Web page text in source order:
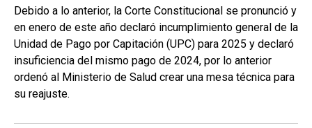
Debido a lo anterior, la Corte Constitucional se pronunció y
en enero de este año declaró incumplimiento general de la
Unidad de Pago por Capitación (UPC) para 2025 y declaró
insuficiencia del mismo pago de 2024, por lo anterior
ordenó al Ministerio de Salud crear una mesa técnica para
su reajuste.